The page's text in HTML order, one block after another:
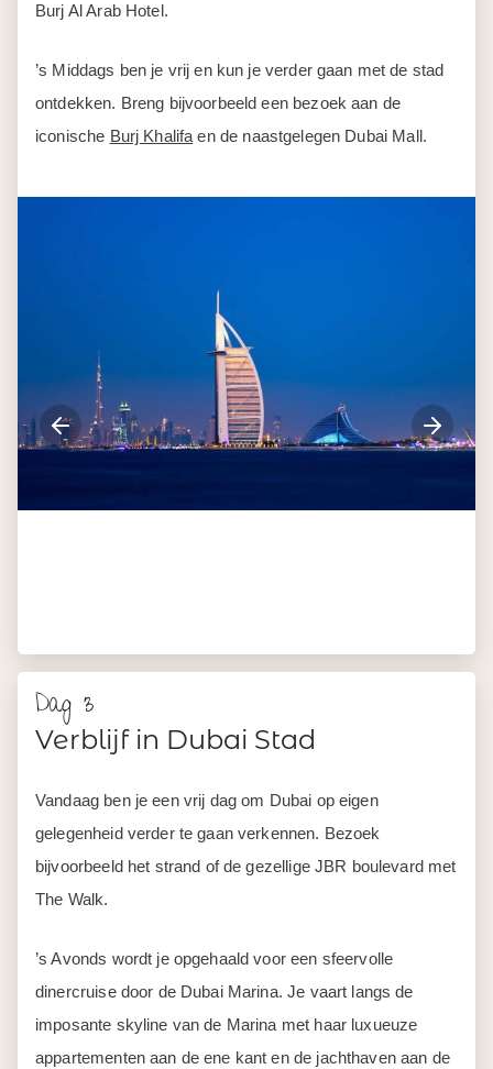
Burj Al Arab Hotel.
’s Middags ben je vrij en kun je verder gaan met de stad
ontdekken. Breng bijvoorbeeld een bezoek aan de
iconische Burj Khalifa en de naastgelegen Dubai Mall.
Dag 3
Verblijf in Dubai Stad
Vandaag ben je een vrij dag om Dubai op eigen
gelegenheid verder te gaan verkennen. Bezoek
bijvoorbeeld het strand of de gezellige JBR boulevard met
The Walk.
’s Avonds wordt je opgehaald voor een sfeervolle
dinercruise door de Dubai Marina. Je vaart langs de
imposante skyline van de Marina met haar luxueuze
appartementen aan de ene kant en de jachthaven aan de